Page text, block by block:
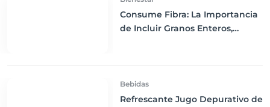
Consume Fibra: La Importancia
de Incluir Granos Enteros,
Bebidas
Refrescante Jugo Depurativo de